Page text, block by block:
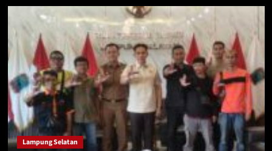
Lampung Selatan